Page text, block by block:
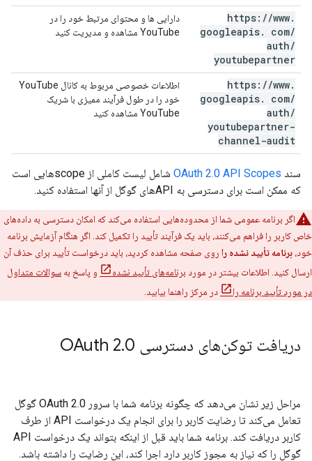
https: //www.
googleapis. com/
auth/
youtubepartner
دارایی ها و محتوای مرتبط خود را در
YouTube مشاهده و مدیریت کنید
https: //www.
googleapis. com/
auth/
youtubepartner-
channel-audit
اطلاعات خصوصی مربوط به کانال YouTube
خود را در طول فرآیند ممیزی با شریک
YouTube مشاهده کنید
سند OAuth 2.0 API Scopes
شامل لیست کاملی از scopeهایی است
که ممکن است برای دسترسی به APIهای گوگل از آنها استفاده کنید.
اگر برنامه عمومی شما از محدوده‌هایی استفاده می‌کند که امکان دسترسی به داده‌های
خاص کاربر را فراهم می‌کنند، باید یک فرآیند تأیید را تکمیل کند. اگر هنگام آزمایش برنامه
خود، برنامه تأیید نشده را روی صفحه مشاهده کردید، باید درخواست تأیید برای حذف آن
ارسال کنید. اطلاعات بیشتر در مورد برنامه‌های تأیید نشده و پاسخ به سوالات متداول
در مورد تأیید برنامه را
در مرکز راهنما بیابید.
دریافت توکن‌های دسترسی OAuth 2 .0
مراحل زیر نشان می‌دهد که چگونه برنامه شما با سرور OAuth 2.0 گوگل
تعامل می‌کند تا رضایت کاربر را برای انجام یک درخواست API از طرف
کاربر دریافت کند. برنامه شما باید قبل از اینکه بتواند یک درخواست API
گوگل را که نیاز به مجوز کاربر دارد اجرا کند، این رضایت را داشته باشد.